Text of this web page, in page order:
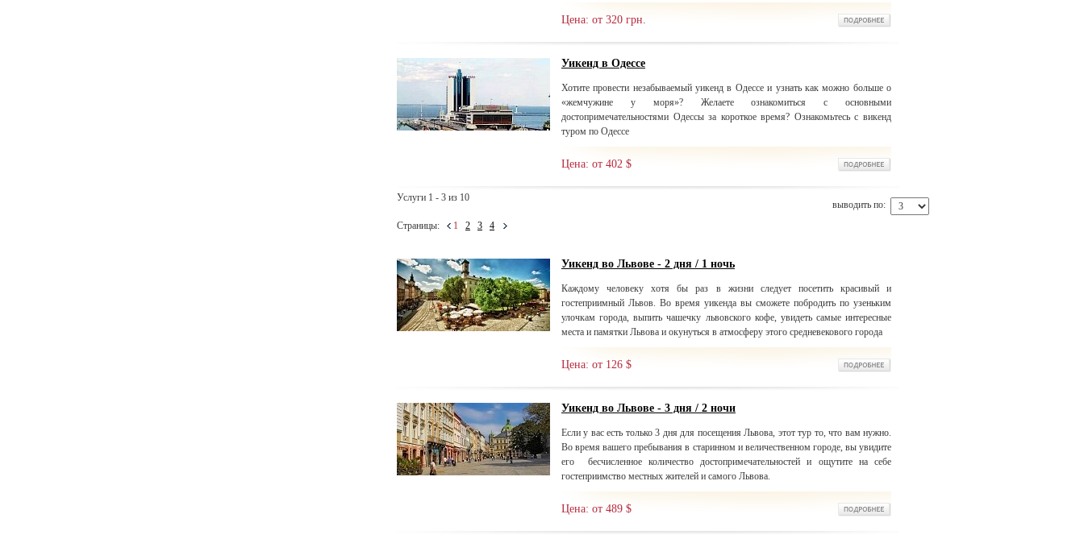
Цена: от 320 грн.
Уикенд в Одессе
Хотите провести незабываемый уикенд в Одессе и узнать как можно больше о
«жемчужине у моря»? Желаете ознакомиться с основными
достопримечательностями Одессы за короткое время? Ознакомьтесь с викенд
туром по Одессе
Цена: от 402 $
Услуги 1 - 3 из 10
Страницы: 1 2 3 4
выводить по:
Уикенд во Львове - 2 дня / 1 ночь
Каждому человеку хотя бы раз в жизни следует посетить красивый и
гостеприимный Львов. Во время уикенда вы сможете побродить по узеньким
улочкам города, выпить чашечку львовского кофе, увидеть самые интересные
места и памятки Львова и окунуться в атмосферу этого средневекового города
Цена: от 126 $
Уикенд во Львове - 3 дня / 2 ночи
Если у вас есть только 3 дня для посещения Львова, этот тур то, что вам нужно.
Во время вашего пребывания в старинном и величественном городе, вы увидите
его бесчисленное количество достопримечательностей и ощутите на себе
гостеприимство местных жителей и самого Львова.
Цена: от 489 $